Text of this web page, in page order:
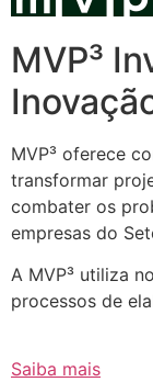
MVP³
MVP³ oferece
transformar
combater os
empresas do
A MVP³ utiliza
processos de
Saiba mais